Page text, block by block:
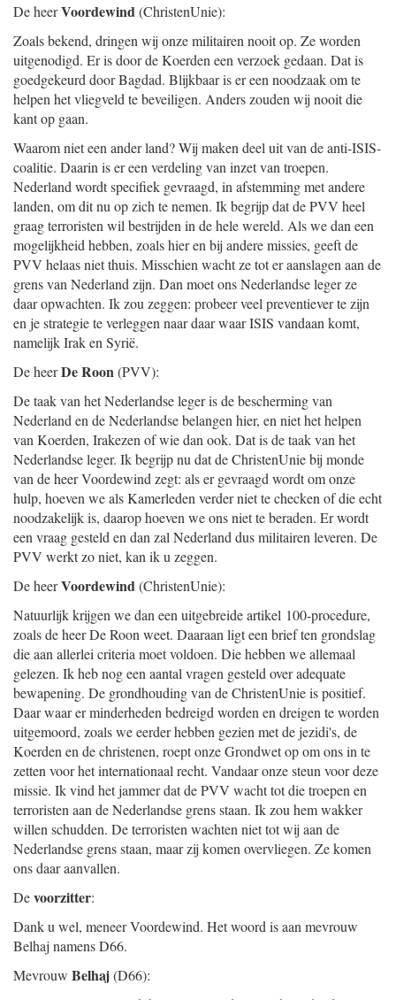
De heerVoordewind(ChristenUnie):
Zoals bekend, dringen wij onze militairen nooit op. Ze worden
uitgenodigd. Er is door de Koerden een verzoek gedaan. Dat is
goedgekeurd door Bagdad. Blijkbaar is er een noodzaak om te
helpen het vliegveld te beveiligen. Anders zouden wij nooit die
kant op gaan.
Waarom niet een ander land? Wij maken deel uit van de anti-ISIS-
coalitie. Daarin is er een verdeling van inzet van troepen.
Nederland wordt specifiek gevraagd, in afstemming met andere
landen, om dit nu op zich te nemen. Ik begrijp dat de PVV heel
graag terroristen wil bestrijden in de hele wereld. Als we dan een
mogelijkheid hebben, zoals hier en bij andere missies, geeft de
PVV helaas niet thuis. Misschien wacht ze tot er aanslagen aan de
grens van Nederland zijn. Dan moet ons Nederlandse leger ze
daar opwachten. Ik zou zeggen: probeer veel preventiever te zijn
en je strategie te verleggen naar daar waar ISIS vandaan komt,
namelijk Irak en Syrië.
De heerDe Roon(PVV):
De taak van het Nederlandse leger is de bescherming van
Nederland en de Nederlandse belangen hier, en niet het helpen
van Koerden, Irakezen of wie dan ook. Dat is de taak van het
Nederlandse leger. Ik begrijp nu dat de ChristenUnie bij monde
van de heer Voordewind zegt: als er gevraagd wordt om onze
hulp, hoeven we als Kamerleden verder niet te checken of die echt
noodzakelijk is, daarop hoeven we ons niet te beraden. Er wordt
een vraag gesteld en dan zal Nederland dus militairen leveren. De
PVV werkt zo niet, kan ik u zeggen.
De heerVoordewind(ChristenUnie):
Natuurlijk krijgen we dan een uitgebreide artikel 100-procedure,
zoals de heer De Roon weet. Daaraan ligt een brief ten grondslag
die aan allerlei criteria moet voldoen. Die hebben we allemaal
gelezen. Ik heb nog een aantal vragen gesteld over adequate
bewapening. De grondhouding van de ChristenUnie is positief.
Daar waar er minderheden bedreigd worden en dreigen te worden
uitgemoord, zoals we eerder hebben gezien met de jezidi's, de
Koerden en de christenen, roept onze Grondwet op om ons in te
zetten voor het internationaal recht. Vandaar onze steun voor deze
missie. Ik vind het jammer dat de PVV wacht tot die troepen en
terroristen aan de Nederlandse grens staan. Ik zou hem wakker
willen schudden. De terroristen wachten niet tot wij aan de
Nederlandse grens staan, maar zij komen overvliegen. Ze komen
ons daar aanvallen.
Devoorzitter:
Dank u wel, meneer Voordewind. Het woord is aan mevrouw
Belhaj namens D66.
Mevrouw Belhaj(D66):